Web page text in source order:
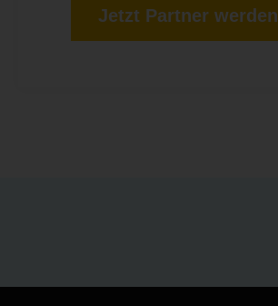
Jetzt Partner werden